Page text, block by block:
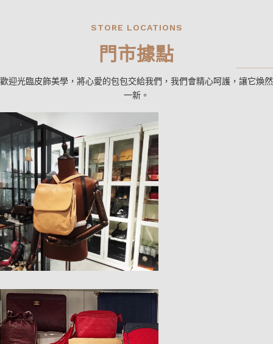
STORE LOCATIONS
門市據點
歡迎光臨皮飾美學，將心愛的包包交給我們，我們會精心呵護，讓它煥然
一新。